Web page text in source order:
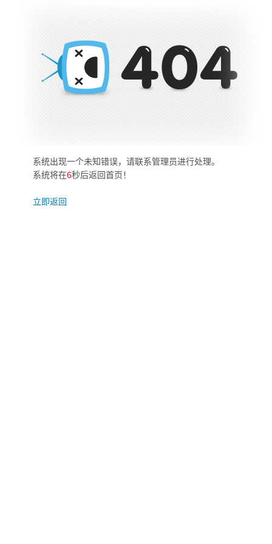
系统出现一个未知错误，请联系管理员进行处理。
系统将在6秒后返回首页！
立即返回